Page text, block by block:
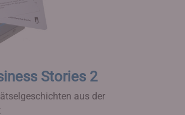
Stories 2
aus der